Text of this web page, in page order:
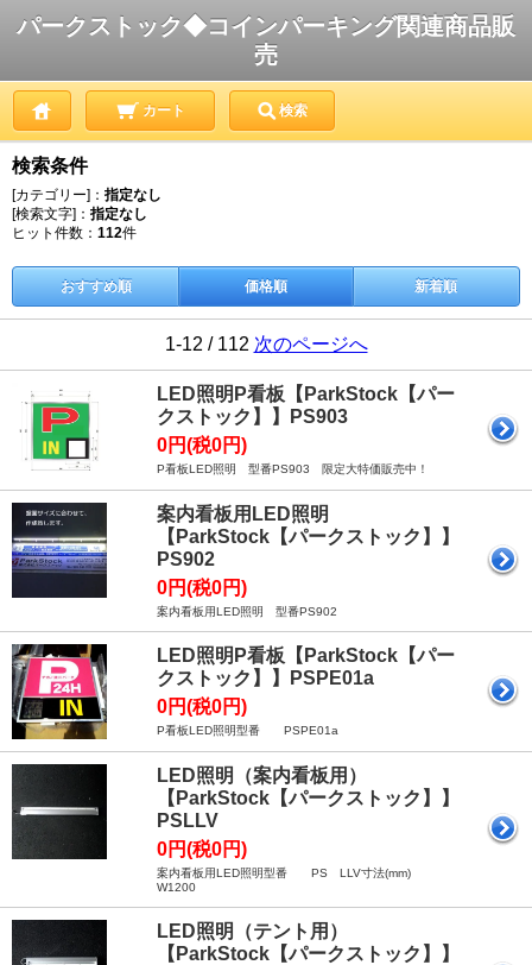
パークストック◆コインパーキング関連商品販
売
カート 検索
検索条件
[カテゴリー]： 指定なし
[検索文字]： 指定なし
ヒット件数： 112件
おすすめ順 価格順 新着順
1-12 / 112 次のページへ
LED照明P看板【ParkStock【パー
クストック】】PS903
0円(税0円)
P看板LED照明 型番PS903 限定大特価販売中！
案内看板用LED照明
【ParkStock【パークストック】】
PS902
0円(税0円)
案内看板用LED照明 型番PS902
LED照明P看板【ParkStock【パー
クストック】】PSPE01a
0円(税0円)
P看板LED照明型番 PSPE01a
LED照明（案内看板用）
【ParkStock【パークストック】】
PSLLV
0円(税0円)
案内看板用LED照明型番 PS LLV寸法(mm)
W1200
LED照明（テント用）
【ParkStock【パークストック】】